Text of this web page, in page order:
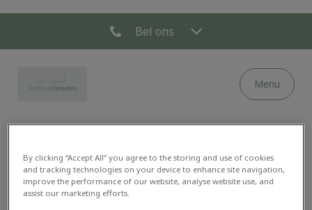
Bel ons
Menu
Homepage Dierenkliniek Europaplein
Pagina niet gevonden
By clicking “Accept All” you agree to the storing and use of cookies
and tracking technologies on your device to enhance site navigation,
improve the performance of our website, analyse website use, and
assist our marketing efforts.